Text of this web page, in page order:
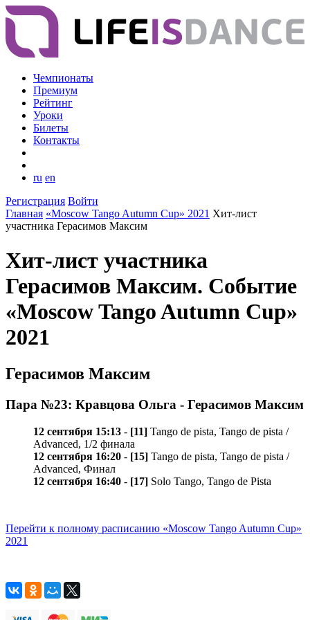
Чемпионаты
Премиум
Рейтинг
Уроки
Билеты
Контакты
ru en
Регистрация Войти
Главная «Moscow Tango Autumn Cup» 2021 Хит-лист
участника Герасимов Максим
Хит-лист участника
Герасимов Максим. Событие
«Moscow Tango Autumn Cup»
2021
Герасимов Максим
Пара №23: Кравцова Ольга - Герасимов Максим
12 сентября 15:13 - [11] Tango de pista, Tango de pista /
Advanced, 1/2 финала
12 сентября 16:20 - [15] Tango de pista, Tango de pista /
Advanced, Финал
12 сентября 16:40 - [17] Solo Tango, Tango de Pista
Перейти к полному расписанию «Moscow Tango Autumn Cup»
2021